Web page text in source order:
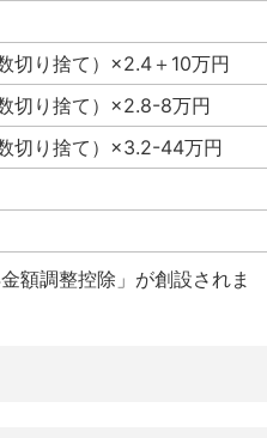
切り捨て）×2.4＋10万円
切り捨て）×2.8-8万円
切り捨て）×3.2-44万円
額調整控除」が創設されま